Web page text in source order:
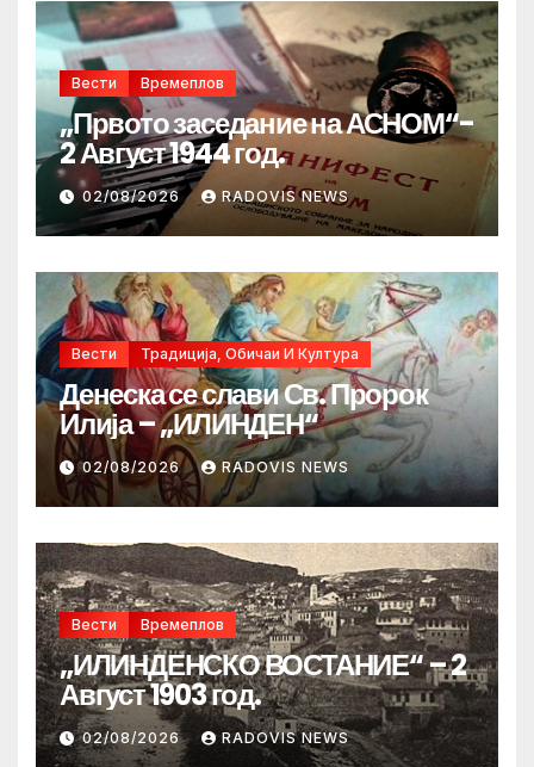
Вести Времеплов
„Првото заседание на АСНОМ“-
2 Август 1944 год.
02/08/2026 RADOVIS NEWS
Вести Традиција, Обичаи И Култура
Денеска се слави Св. Пророк
Илија – „ИЛИНДЕН“
02/08/2026 RADOVIS NEWS
Вести Времеплов
„ИЛИНДЕНСКО ВОСТАНИЕ“ – 2
Август 1903 год.
02/08/2026 RADOVIS NEWS